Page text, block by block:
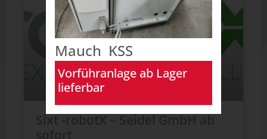
Sixt -robotX – Seidel GmbH ab
Mauch KSS
Vorführanlage ab Lager
lieferbar